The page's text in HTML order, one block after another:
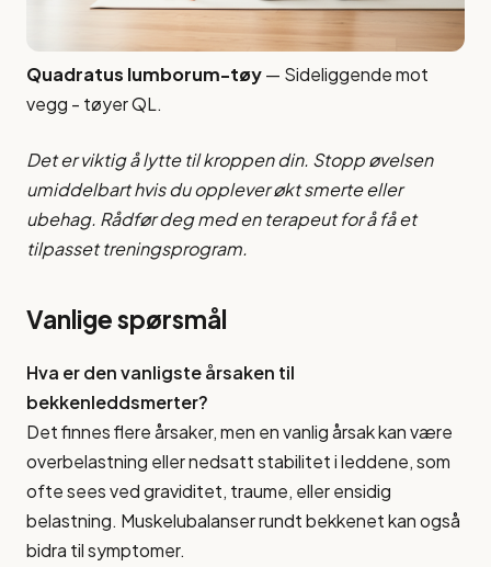
Quadratus lumborum-tøy— Sideliggende mot
vegg - tøyer QL.
Det er viktig å lytte til kroppen din. Stopp øvelsen
umiddelbart hvis du opplever økt smerte eller
ubehag. Rådfør deg med en terapeut for å få et
tilpasset treningsprogram.
Vanlige spørsmål
Hva er den vanligste årsaken til
bekkenleddsmerter?
Det finnes flere årsaker, men en vanlig årsak kan være
overbelastning eller nedsatt stabilitet i leddene, som
ofte sees ved graviditet, traume, eller ensidig
belastning. Muskelubalanser rundt bekkenet kan også
bidra til symptomer.